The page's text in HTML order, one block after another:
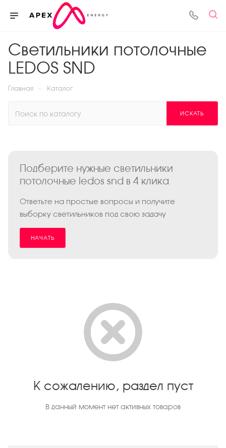
Светильники потолочные
LEDOS SND
Главная — Каталог
ИСКАТЬ
Подберите нужные светильники
потолочные ledos snd в 4 клика
Ответьте на простые вопросы и получите
выборку светильников под свою задачу
НАЧАТЬ
К сожалению, раздел пуст
В данный момент нет активных товаров